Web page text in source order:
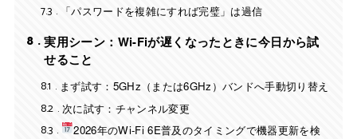
7.3 「パスワードを複雑にすれば完璧」は過信
8
実用シーン：Wi-Fiが遅くなったときに今日から試
せること
8.1
まず試す：5GHz（または6GHz）バンドへ手動切り替え
8.2 次に試す：チャンネル変更
8.3
2026年のWi-Fi 6E普及のタイミングで機器更新を検